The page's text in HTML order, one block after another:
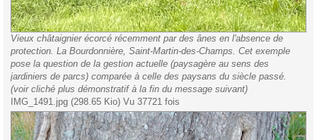
Vieux châtaignier écorcé récemment par des ânes en l'absence de
protection. La Bourdonnière, Saint-Martin-des-Champs. Cet exemple
pose la question de la gestion actuelle (paysagère au sens des
jardiniers de parcs) comparée à celle des paysans du siècle passé.
(voir cliché plus démonstratif à la fin du message suivant)
IMG_1491.jpg (298.65 Kio) Vu 37721 fois